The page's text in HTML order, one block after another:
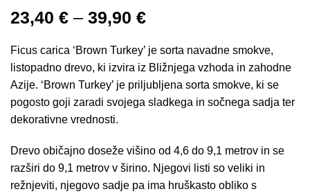
23,40 € – 39,90 €
Ficus carica ‘Brown Turkey’ je sorta navadne smokve,
listopadno drevo, ki izvira iz Bližnjega vzhoda in zahodne
Azije. ‘Brown Turkey’ je priljubljena sorta smokve, ki se
pogosto goji zaradi svojega sladkega in sočnega sadja ter
dekorativne vrednosti.
Drevo običajno doseže višino od 4,6 do 9,1 metrov in se
razširi do 9,1 metrov v širino. Njegovi listi so veliki in
režnjeviti, njegovo sadje pa ima hruškasto obliko s